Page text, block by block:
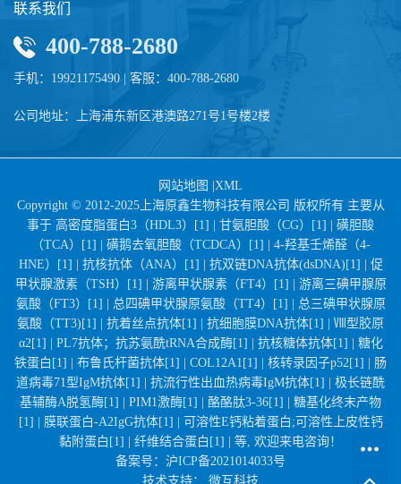
联系我们
400-788-2680
手机：19921175490 | 客服：400-788-2680
公司地址：上海浦东新区港澳路271号1号楼2楼
网站地图 |XML
Copyright © 2012-2025上海原鑫生物科技有限公司 版权所有 主要从
事于 高密度脂蛋白3（HDL3）[1] | 甘氨胆酸（CG）[1] | 磺胆酸
（TCA）[1] | 磺鹅去氧胆酸（TCDCA）[1] | 4-羟基壬烯醛（4-
HNE）[1] | 抗核抗体（ANA）[1] | 抗双链DNA抗体(dsDNA)[1] | 促
甲状腺激素（TSH）[1] | 游离甲状腺素（FT4）[1] | 游离三碘甲腺原
氨酸（FT3）[1] | 总四碘甲状腺原氨酸（TT4）[1] | 总三碘甲状腺原
氨酸（TT3)[1] | 抗着丝点抗体[1] | 抗细胞膜DNA抗体[1] | Ⅷ型胶原
α2[1] | PL7抗体；抗苏氨酰tRNA合成酶[1] | 抗核糖体抗体[1] | 糖化
铁蛋白[1] | 布鲁氏杆菌抗体[1] | COL12A1[1] | 核转录因子p52[1] | 肠
道病毒71型IgM抗体[1] | 抗流行性出血热病毒IgM抗体[1] | 极长链酰
基辅酶A脱氢酶[1] | PIM1激酶[1] | 酪酪肽3-36[1] | 糖基化终末产物
[1] | 膜联蛋白-A2IgG抗体[1] | 可溶性E钙粘着蛋白;可溶性上皮性钙
黏附蛋白[1] | 纤维结合蛋白[1] | 等, 欢迎来电咨询！
备案号： 沪ICP备2021014033号
技术支持： 微互科技